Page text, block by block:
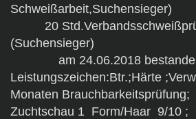
Schweißarbeit,Suchensieger)
20
(Suchensieger)
am 24.06.2018
Leistungszeichen:Btr.;Härte
Monaten Brauchbarkeitsprüfung;
Zuchtschau 1 Form/Haar 9/10 ;